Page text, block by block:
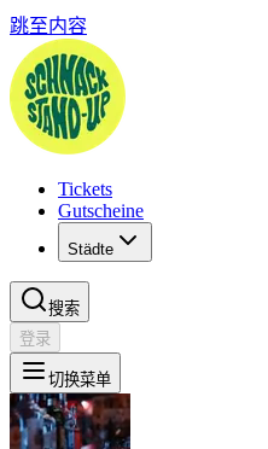
跳至内容
Tickets
Gutscheine
Städte
搜索
登录
切换菜单